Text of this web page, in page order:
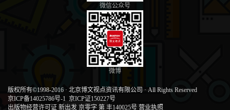
微信公众号
微博
版权所有©1998-2016 · 北京博文视点资讯有限公司 · All Rights Reserved
京ICP备14025786号-1 京ICP证150227号
出版物经营许可证 新出发 京零字 第 丰140025号 营业执照